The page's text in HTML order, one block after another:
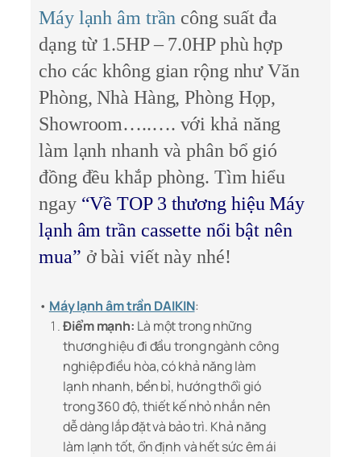
Máy lạnh âm trần công suất đa
dạng từ 1.5HP – 7.0HP phù hợp
cho các không gian rộng như Văn
Phòng, Nhà Hàng, Phòng Họp,
Showroom…..…. với khả năng
làm lạnh nhanh và phân bổ gió
đồng đều khắp phòng. Tìm hiểu
ngay “Về TOP 3 thương hiệu Máy
lạnh âm trần cassette nổi bật nên
mua” ở bài viết này nhé!
• Máy lạnh âm trần DAIKIN:
Điểm mạnh: Là một trong những
thương hiệu đi đầu trong ngành công
nghiệp điều hòa, có khả năng làm
lạnh nhanh, bền bỉ, hướng thổi gió
trong 360 độ, thiết kế nhỏ nhắn nên
dễ dàng lắp đặt và bảo trì. Khả năng
làm lạnh tốt, ổn định và hết sức êm ái